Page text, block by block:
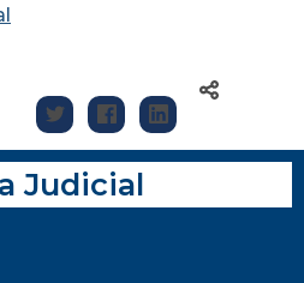
Judicial